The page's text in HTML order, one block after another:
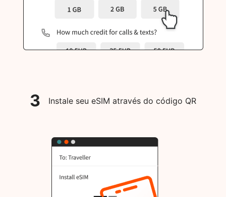
3 Instale seu eSIM através do código QR